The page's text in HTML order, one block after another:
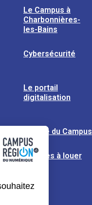
Le Campus à
Charbonnières-
les-Bains
Cybersécurité
Le portail
digitalisation
L’usine du Campus
Espaces à louer